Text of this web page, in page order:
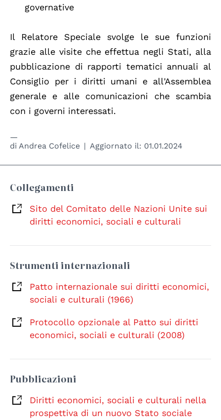
governative
Il Relatore Speciale svolge le sue funzioni
grazie alle visite che effettua negli Stati, alla
pubblicazione di rapporti tematici annuali al
Consiglio per i diritti umani e all'Assemblea
generale e alle comunicazioni che scambia
con i governi interessati.
di Andrea Cofelice Aggiornato il: 01.01.2024
Collegamenti
Sito del Comitato delle Nazioni Unite sui
diritti economici, sociali e culturali
Strumenti internazionali
Patto internazionale sui diritti economici,
sociali e culturali (1966)
Protocollo opzionale al Patto sui diritti
economici, sociali e culturali (2008)
Pubblicazioni
Diritti economici, sociali e culturali nella
prospettiva di un nuovo Stato sociale